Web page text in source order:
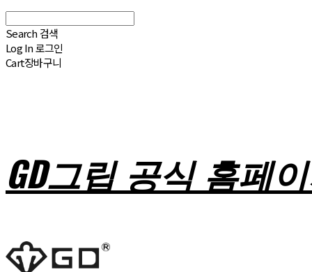
Search 검색
Log In로그인
Cart장바구니
GD그립 공식 홈페